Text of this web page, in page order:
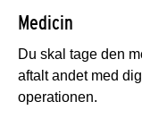
Medicin
Du skal tage den
aftalt andet med
operationen.